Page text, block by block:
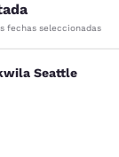
fechas seleccionadas
Seattle
2267 reseñas